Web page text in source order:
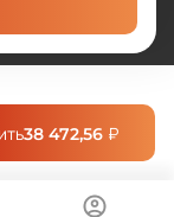
38 472,56 ₽